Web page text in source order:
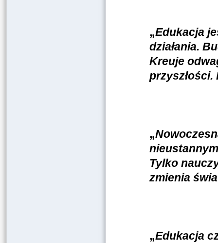
„Edukacja
działania.
Kreuje
„
Tylko
zmienia
„Edukacja